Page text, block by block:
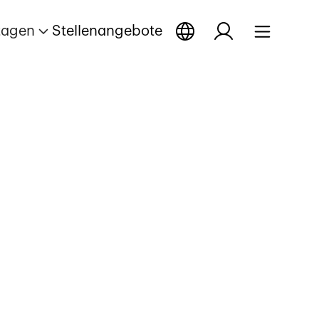
Stellenangebote